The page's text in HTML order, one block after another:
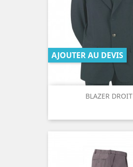
BLAZER DROIT
AJOUTER AU DEVIS